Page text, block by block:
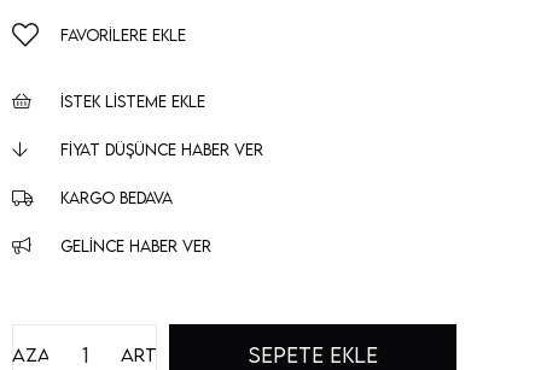
FAVORILERE EKLE
İSTEK LISTEME EKLE
FIYAT DÜŞÜNCE HABER VER
KARGO BEDAVA
GELINCE HABER VER
Artır
Azalt